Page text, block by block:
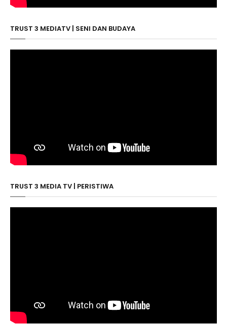
TRUST 3 MEDIATV | SENI DAN BUDAYA
TRUST 3 MEDIA TV | PERISTIWA